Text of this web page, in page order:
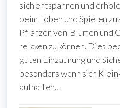
sich entspannen und
beim Toben und Spielen
Pflanzen von Blumen und
relaxen zu können. Dies
guten Einzäunung und
besonders wenn sich
aufhalten…